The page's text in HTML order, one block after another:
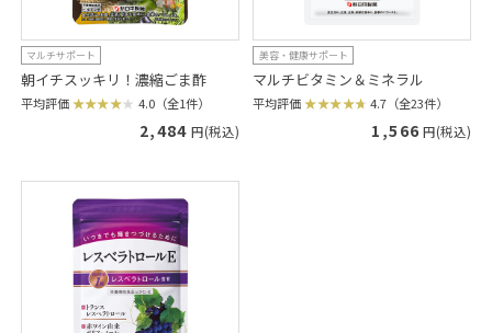
マルチサポート
朝イチスッキリ！濃縮ごま酢
平均評価 4.0（全1件）
2,484 円(税込)
美容・健康サポート
マルチビタミン＆ミネラル
平均評価 4.7（全23件）
1,566 円(税込)